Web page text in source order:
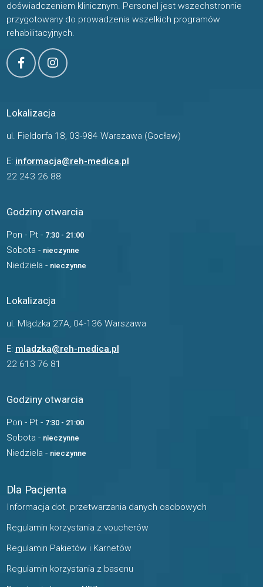
doświadczeniem klinicznym. Personel jest wszechstronnie
przygotowany do prowadzenia wszelkich programów
rehabilitacyjnych.
Lokalizacja
ul. Fieldorfa 18, 03-984 Warszawa (Gocław)
E: informacja@reh-medica.pl
22 243 26 88
Godziny otwarcia
Pon - Pt - 7:30 - 21:00
Sobota - nieczynne
Niedziela - nieczynne
Lokalizacja
ul. Mlądzka 27A, 04-136 Warszawa
E: mladzka@reh-medica.pl
22 613 76 81
Godziny otwarcia
Pon - Pt - 7:30 - 21:00
Sobota - nieczynne
Niedziela - nieczynne
Dla Pacjenta
Informacja dot. przetwarzania danych osobowych
Regulamin korzystania z voucherów
Regulamin Pakietów i Karnetów
Regulamin korzystania z basenu